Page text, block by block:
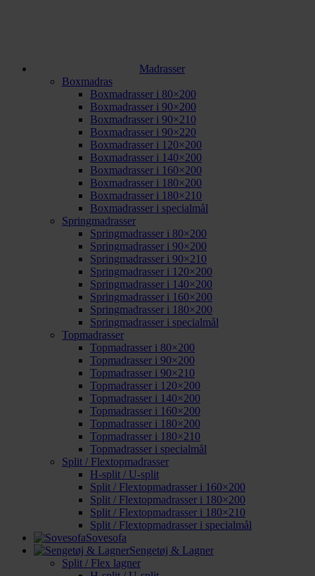
Madrasser
Boxmadras
Boxmadrasser i 80×200
Boxmadrasser i 90×200
Boxmadrasser i 90×210
Boxmadrasser i 90×220
Boxmadrasser i 120×200
Boxmadrasser i 140×200
Boxmadrasser i 160×200
Boxmadrasser i 180×200
Boxmadrasser i 180×210
Boxmadrasser i specialmål
Springmadrasser
Springmadrasser i 80×200
Springmadrasser i 90×200
Springmadrasser i 90×210
Springmadrasser i 120×200
Springmadrasser i 140×200
Springmadrasser i 160×200
Springmadrasser i 180×200
Springmadrasser i specialmål
Topmadrasser
Topmadrasser i 80×200
Topmadrasser i 90×200
Topmadrasser i 90×210
Topmadrasser i 120×200
Topmadrasser i 140×200
Topmadrasser i 160×200
Topmadrasser i 180×200
Topmadrasser i 180×210
Topmadrasser i specialmål
Split / Flextopmadrasser
H-split / U-split
Split / Flextopmadrasser i 160×200
Split / Flextopmadrasser i 180×200
Split / Flextopmadrasser i 180×210
Split / Flextopmadrasser i specialmål
Sovesofa
Sengetøj & Lagner
Split / Flex lagner